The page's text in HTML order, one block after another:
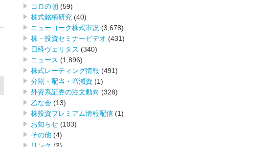
コロの朝 (59)
株式銘柄研究 (40)
ニューヨーク株式市況 (3,678)
株・投資セミナービデオ (431)
日経ヴェリタス (340)
ニュース (1,896)
株式レーティング情報 (491)
分割・配当・増減資 (1)
外資系証券の注文動向 (328)
乙な会 (13)
株投資プレミアム情報配信 (1)
お知らせ (103)
その他 (4)